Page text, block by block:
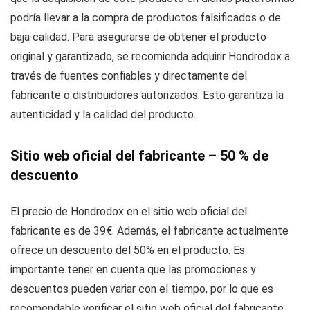
podría llevar a la compra de productos falsificados o de
baja calidad. Para asegurarse de obtener el producto
original y garantizado, se recomienda adquirir Hondrodox a
través de fuentes confiables y directamente del
fabricante o distribuidores autorizados. Esto garantiza la
autenticidad y la calidad del producto.
Sitio web oficial del fabricante – 50 % de
descuento
El precio de Hondrodox en el sitio web oficial del
fabricante es de 39€. Además, el fabricante actualmente
ofrece un descuento del 50% en el producto. Es
importante tener en cuenta que las promociones y
descuentos pueden variar con el tiempo, por lo que es